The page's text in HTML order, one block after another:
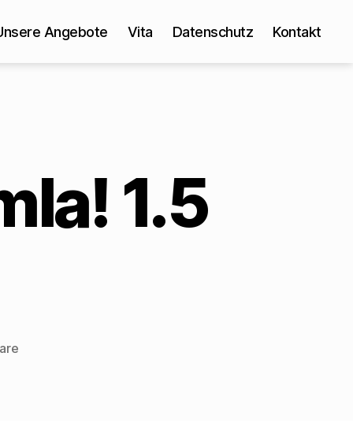
Angebote Vita Datenschutz Kontakt
1.5
zu